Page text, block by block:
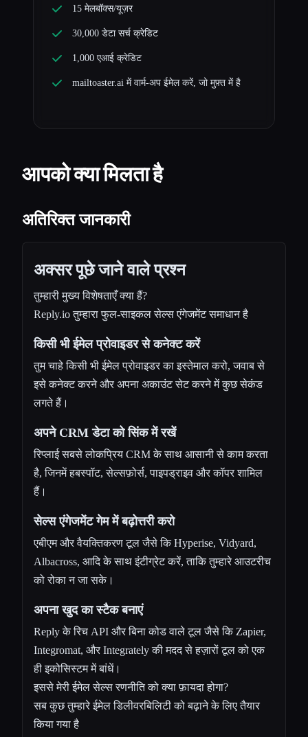
15 मेलबॉक्स/यूज़र
30,000 डेटा सर्च क्रेडिट
1,000 एआई क्रेडिट
mailtoaster.ai में वार्म-अप ईमेल करें, जो मुफ़्त में है
आपको क्या मिलता है
अतिरिक्त जानकारी
अक्सर पूछे जाने वाले प्रश्न
तुम्हारी मुख्य विशेषताएँ क्या हैं?
Reply.io तुम्हारा फुल-साइकल सेल्स एंगेजमेंट समाधान है
किसी भी ईमेल प्रोवाइडर से कनेक्ट करें
तुम चाहे किसी भी ईमेल प्रोवाइडर का इस्तेमाल करो, जवाब से
इसे कनेक्ट करने और अपना अकाउंट सेट करने में कुछ सेकंड
लगते हैं।
अपने CRM डेटा को सिंक में रखें
रिप्लाई सबसे लोकप्रिय CRM के साथ आसानी से काम करता
है, जिनमें हबस्पॉट, सेल्सफ़ोर्स, पाइपड्राइव और कॉपर शामिल
हैं।
सेल्स एंगेजमेंट गेम में बढ़ोत्तरी करो
एबीएम और वैयक्तिकरण टूल जैसे कि Hyperise, Vidyard,
Albacross, आदि के साथ इंटीग्रेट करें, ताकि तुम्हारे आउटरीच
को रोका न जा सके।
अपना खुद का स्टैक बनाएं
Reply के रिच API और बिना कोड वाले टूल जैसे कि Zapier,
Integromat, और Integrately की मदद से हज़ारों टूल को एक
ही इकोसिस्टम में बांधें।
इससे मेरी ईमेल सेल्स रणनीति को क्या फ़ायदा होगा?
सब कुछ तुम्हारे ईमेल डिलीवरबिलिटी को बढ़ाने के लिए तैयार
किया गया है